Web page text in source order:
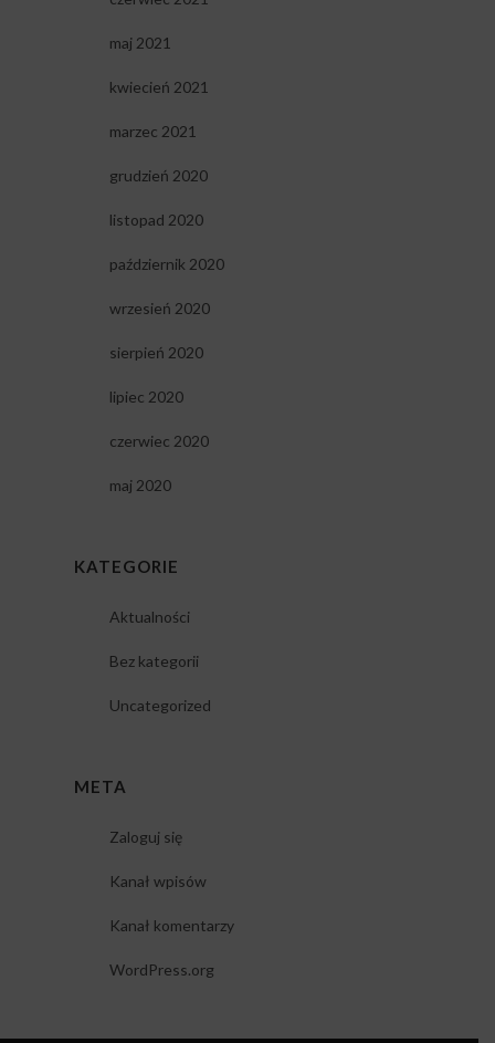
maj 2021
kwiecień 2021
marzec 2021
grudzień 2020
listopad 2020
październik 2020
wrzesień 2020
sierpień 2020
lipiec 2020
czerwiec 2020
maj 2020
KATEGORIE
Aktualności
Bez kategorii
Uncategorized
META
Zaloguj się
Kanał wpisów
Kanał komentarzy
WordPress.org